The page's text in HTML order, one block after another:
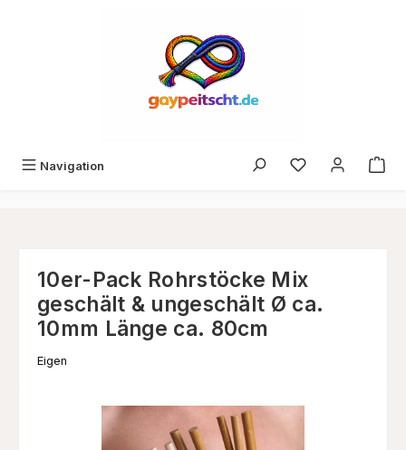
Navigation Du hast 0
10er-Pack Rohrstöcke Mix
geschält & ungeschält Ø ca.
10mm Länge ca. 80cm
Eigen
Bildergalerie überspringen